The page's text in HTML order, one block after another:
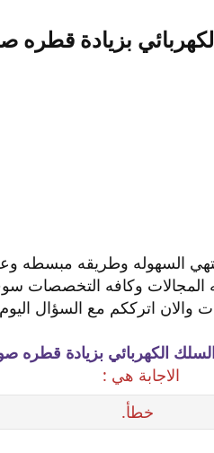
بزيادة
السهوله وطريقه مبسطه
المجالات وكافه
والان اترككم مع السؤال
الكهربائي بزيادة قطره
الاجابة هي :
خطأ.